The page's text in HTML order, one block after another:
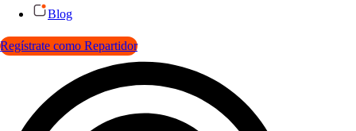
Blog
Regístrate como Repartidor